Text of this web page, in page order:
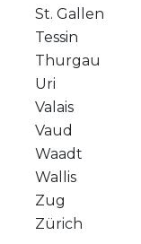
St. Gallen
Tessin
Thurgau
Uri
Valais
Vaud
Waadt
Wallis
Zug
Zürich